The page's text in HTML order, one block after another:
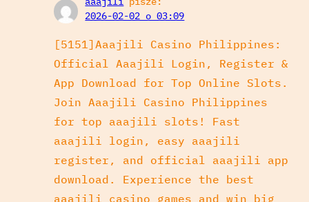
2026-02-02 o 03:09
[5151]Aaajili Casino Philippines:
Official Aaajili Login, Register &
App Download for Top Online Slots.
Join Aaajili Casino Philippines
for top aaajili slots! Fast
aaajili login, easy aaajili
register, and official aaajili app
download. Experience the best
aaajili casino games and win big